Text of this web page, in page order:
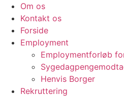
Om os
Kontakt os
Forside
Employment
Employmentforløb
Henvis Borger
Rekruttering